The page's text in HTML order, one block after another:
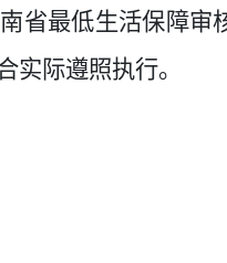
省最低生活保障
实际遵照执行。